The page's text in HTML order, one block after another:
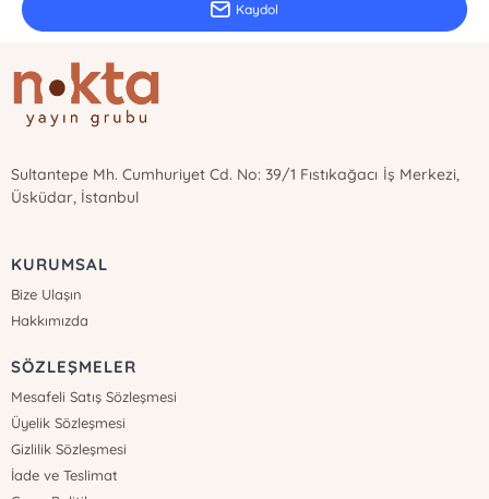
Kaydol
Sultantepe Mh. Cumhuriyet Cd. No: 39/1 Fıstıkağacı İş Merkezi,
Üsküdar, İstanbul
KURUMSAL
Bize Ulaşın
Hakkımızda
SÖZLEŞMELER
Mesafeli Satış Sözleşmesi
Üyelik Sözleşmesi
Gizlilik Sözleşmesi
İade ve Teslimat